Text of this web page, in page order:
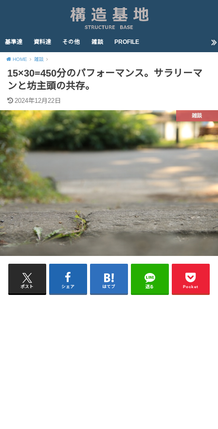
基準達 資料達 その他 雑談 PROFILE
HOME 雑談
15×30=450分のパフォーマンス。サラリーマ
ンと坊主頭の共存。
2024年12月22日
雑談
ポスト シェア はてブ 送る Pocket